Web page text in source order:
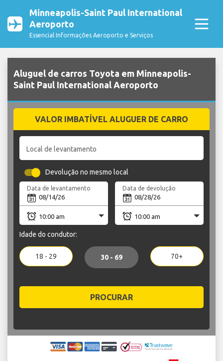
Minneapolis-Saint Paul International
Aeroporto
Essencial Informações Aeroporto e Serviços
Aluguel de carros Toyota em Minneapolis-
Saint Paul International Aeroporto
VALOR IMBATÍVEL ALUGUER DE CARRO
Local de levantamento
Devolução no mesmo local
Data de levantamento Data de devolução
Idade do condutor:
18 - 29 30 - 69 70+
PROCURAR